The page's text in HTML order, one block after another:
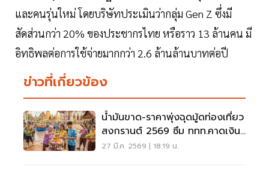
และคนรุ่นใหม่ โดยบริษัทประเมินว่ากลุ่ม Gen Z ซึ่งมี
สัดส่วนกว่า 20% ของประชากรไทย หรือราว 13 ล้านคน มี
อิทธิพลต่อการใช้จ่ายมากกว่า 2.6 ล้านล้านบาทต่อปี
ข่าวที่เกี่ยวข้อง
น้ำมันขาด-ราคาพุ่งฉุดมู้ดท่องเที่ยว
สงกรานต์ 2569 ซึม ททท.คาดเงิน
สะพัด 3 หมื่นล้าน
27 มี.ค. 2569 | 18:19 น.